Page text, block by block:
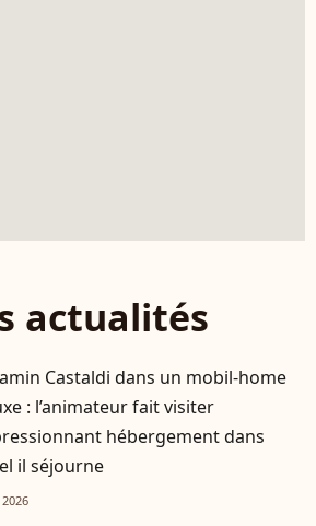
actualités
Castaldi dans un mobil-home
: l’animateur fait visiter
hébergement dans
il séjourne